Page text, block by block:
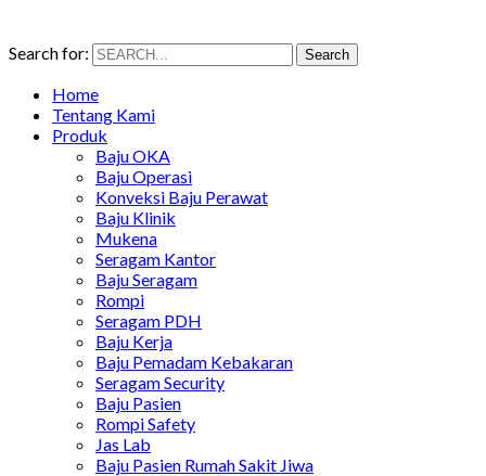
Search for: Search
Home
Tentang Kami
Produk
Baju OKA
Baju Operasi
Konveksi Baju Perawat
Baju Klinik
Mukena
Seragam Kantor
Baju Seragam
Rompi
Seragam PDH
Baju Kerja
Baju Pemadam Kebakaran
Seragam Security
Baju Pasien
Rompi Safety
Jas Lab
Baju Pasien Rumah Sakit Jiwa